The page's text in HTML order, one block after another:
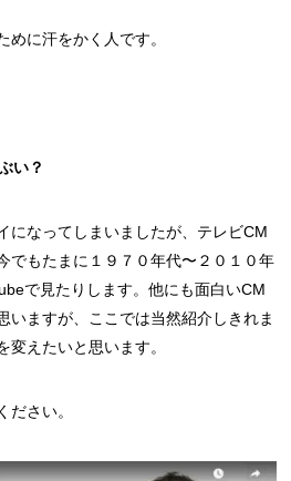
めに汗をかく人です。
い？
になってしまいましたが、テレビCM
でもたまに１９７０年代〜２０１０年
で見たりします。他にも面白いCM
いますが、ここでは当然紹介しきれま
変えたいと思います。
ださい。